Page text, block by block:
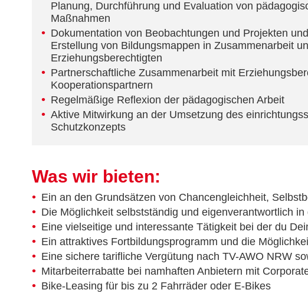
Planung, Durchführung und Evaluation von
Maßnahmen
Dokumentation von Beobachtungen und Projekten
Erstellung von Bildungsmappen in Zusammenarbeit
Erziehungsberechtigten
Partnerschaftliche Zusammenarbeit mit
Kooperationspartnern
Regelmäßige Reflexion der pädagogischen Arbeit
Aktive Mitwirkung an der Umsetzung des
Schutzkonzepts
Was wir bieten:
Ein an den Grundsätzen von Chancengleichheit,
Die Möglichkeit selbstständig und eigenverantwortlich
Eine vielseitige und interessante Tätigkeit bei der du
Ein attraktives Fortbildungsprogramm und die
Eine sichere tarifliche Vergütung nach TV-AWO NRW
Mitarbeiterrabatte bei namhaften Anbietern mit
Bike-Leasing für bis zu 2 Fahrräder oder E-Bikes